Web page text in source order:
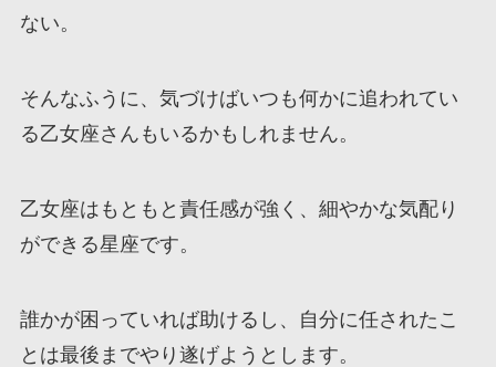
ない。
そんなふうに、気づけばいつも何かに追われてい
る乙女座さんもいるかもしれません。
乙女座はもともと責任感が強く、細やかな気配り
ができる星座です。
誰かが困っていれば助けるし、自分に任されたこ
とは最後までやり遂げようとします。